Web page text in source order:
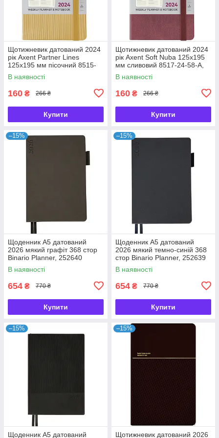
Щотижневик датований 2024
рік Axent Partner Lines
125х195 мм пісочний 8515-
24-53-A, 65647
В наявності
160 ₴ 266 ₴
Купити
Щотижневик датований 2024
рік Axent Soft Nuba 125х195
мм сливовий 8517-24-58-A,
65653
В наявності
160 ₴ 266 ₴
Купити
–15%
Щоденник А5 датований
2026 мякий графіт 368 стор
Binario Planner, 252640
В наявності
654 ₴ 770 ₴
Купити
–15%
Щоденник А5 датований
2026 мякий темно-синій 368
стор Binario Planner, 252639
В наявності
654 ₴ 770 ₴
Купити
–15%
Щоденник А5 датований
–15%
Щотижневик датований 2026